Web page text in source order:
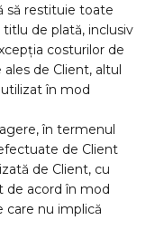
să restituie toate
de plată, inclusiv
costurilor de
de Client, altul
în mod
în termenul
de Client
de Client, cu
de acord în mod
care nu implică